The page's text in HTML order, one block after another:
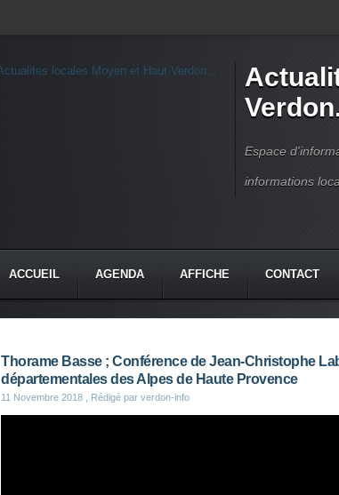
Espace
informations
ACCUEIL AGENDA AFFICHE CONTACT
Thorame Basse ; Conférence de Jean-Christophe
départementales des Alpes de Haute Provence
11 Novembre 2018 , Rédigé par verdon-info